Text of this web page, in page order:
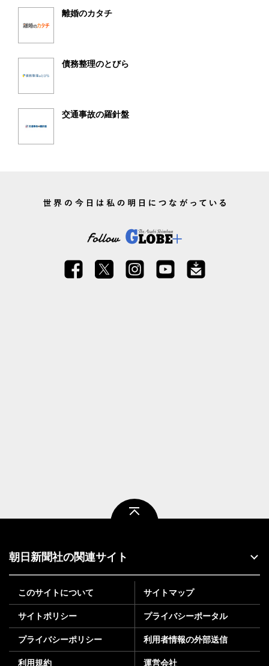
離婚のカタチ
債務整理のとびら
交通事故の羅針盤
朝日新聞社の関連サイト
このサイトについて サイトマップ
サイトポリシー プライバシーポータル
プライバシーポリシー 利用者情報の外部送信
利用規約 運営会社